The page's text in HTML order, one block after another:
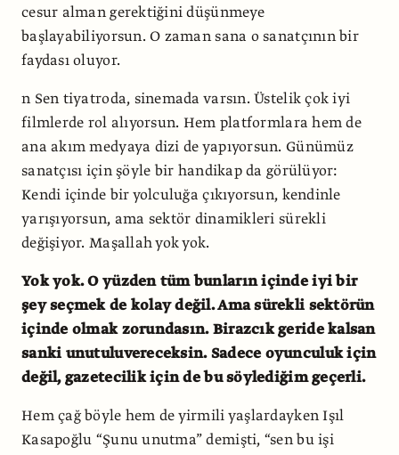
cesur alman gerektiğini düşünmeye
başlayabiliyorsun. O zaman sana o sanatçının bir
faydası oluyor.
n Sen tiyatroda, sinemada varsın. Üstelik çok iyi
filmlerde rol alıyorsun. Hem platformlara hem de
ana akım medyaya dizi de yapıyorsun. Günümüz
sanatçısı için şöyle bir handikap da görülüyor:
Kendi içinde bir yolculuğa çıkıyorsun, kendinle
yarışıyorsun, ama sektör dinamikleri sürekli
değişiyor. Maşallah yok yok.
Yok yok. O yüzden tüm bunların içinde iyi bir
şey seçmek de kolay değil. Ama sürekli sektörün
içinde olmak zorundasın. Birazcık geride kalsan
sanki unutuluvereceksin. Sadece oyunculuk için
değil, gazetecilik için de bu söylediğim geçerli.
Hem çağ böyle hem de yirmili yaşlardayken Işıl
Kasapoğlu “Şunu unutma” demişti, “sen bu işi